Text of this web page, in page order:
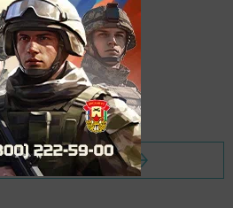
в
MАХ:
новости